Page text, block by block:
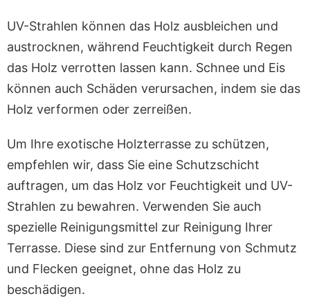
UV-Strahlen können das Holz ausbleichen und
austrocknen, während Feuchtigkeit durch Regen
das Holz verrotten lassen kann. Schnee und Eis
können auch Schäden verursachen, indem sie das
Holz verformen oder zerreißen.
Um Ihre exotische Holzterrasse zu schützen,
empfehlen wir, dass Sie eine Schutzschicht
auftragen, um das Holz vor Feuchtigkeit und UV-
Strahlen zu bewahren. Verwenden Sie auch
spezielle Reinigungsmittel zur Reinigung Ihrer
Terrasse. Diese sind zur Entfernung von Schmutz
und Flecken geeignet, ohne das Holz zu
beschädigen.